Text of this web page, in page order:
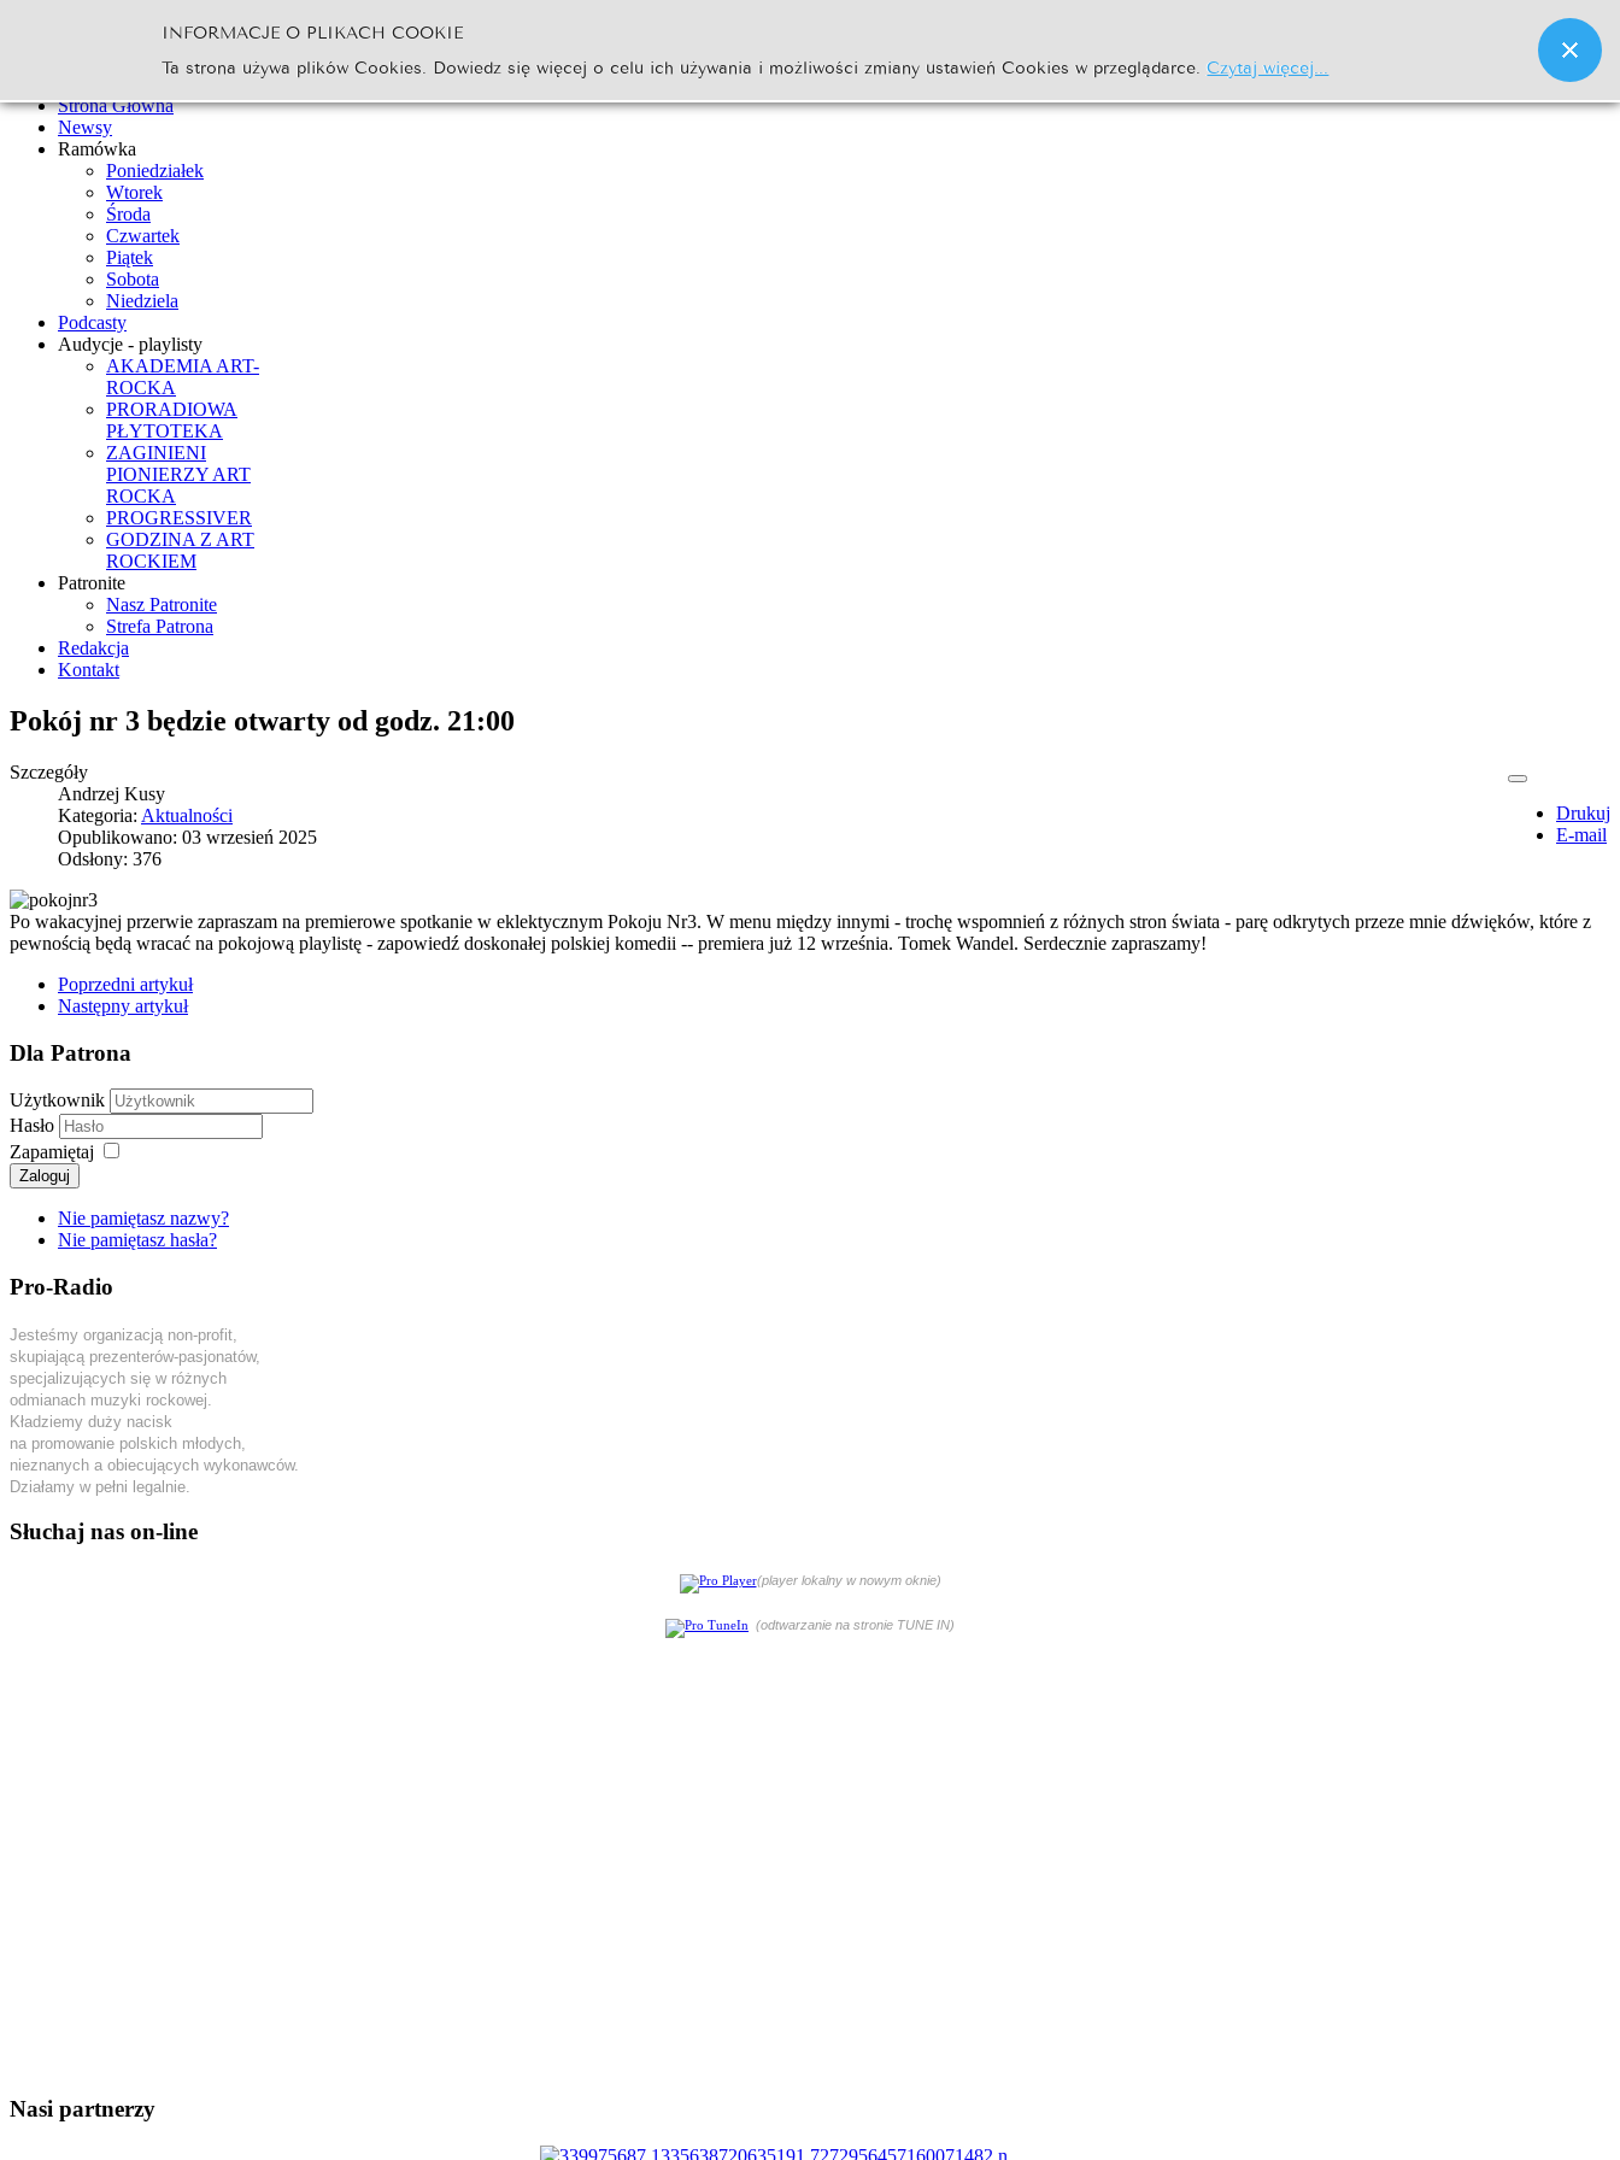
Go
Strona Główna
Newsy
Ramówka
Poniedziałek
Wtorek
Środa
Czwartek
Piątek
Sobota
Niedziela
Podcasty
Audycje - playlisty
AKADEMIA ART-
ROCKA
PRORADIOWA
PŁYTOTEKA
ZAGINIENI
PIONIERZY ART
ROCKA
PROGRESSIVER
GODZINA Z ART
ROCKIEM
Patronite
Nasz Patronite
Strefa Patrona
Redakcja
Kontakt
Pokój nr 3 będzie otwarty od godz. 21:00
Drukuj
E-mail
Szczegóły
Andrzej Kusy
Kategoria: Aktualności
Opublikowano: 03 wrzesień 2025
Odsłony: 376
Po wakacyjnej przerwie zapraszam na premierowe spotkanie w eklektycznym Pokoju Nr3. W menu między innymi - trochę wspomnień z różnych stron świata - parę odkrytych przeze mnie dźwięków, które z
pewnością będą wracać na pokojową playlistę - zapowiedź doskonałej polskiej komedii -- premiera już 12 września. Tomek Wandel. Serdecznie zapraszamy!
Poprzedni artykuł
Następny artykuł
Dla Patrona
Użytkownik
Hasło
Zapamiętaj
Zaloguj
Nie pamiętasz nazwy?
Nie pamiętasz hasła?
Pro-Radio
Jesteśmy organizacją non-profit,
skupiającą prezenterów-pasjonatów,
specjalizujących się w różnych
odmianach muzyki rockowej.
Kładziemy duży nacisk
na promowanie polskich młodych,
nieznanych a obiecujących wykonawców.
Działamy w pełni legalnie.
Słuchaj nas on-line
(player lokalny w nowym oknie)
(odtwarzanie na stronie TUNE IN)
Nasi partnerzy
INFORMACJE O PLIKACH COOKIE
Ta strona używa plików Cookies. Dowiedz się więcej o celu ich używania i możliwości zmiany ustawień Cookies w przeglądarce.Czytaj więcej...